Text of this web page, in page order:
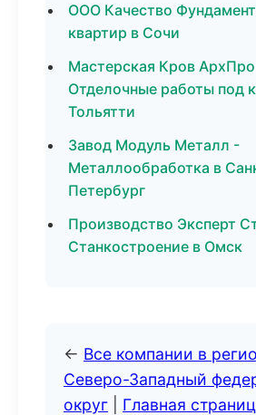
ООО Качество
квартир в Сочи
Мастерская Кров
Отделочные работы под
Тольятти
Завод Модуль Металл -
Металлообработка в
Петербург
Производство Эксперт
Станкостроение в Омск
← Все компании в
Северо-Западный
округ
Главная